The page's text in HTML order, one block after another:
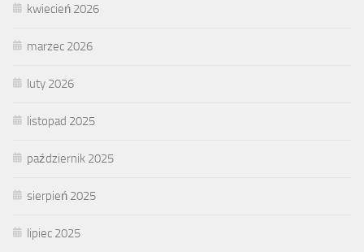
kwiecień 2026
marzec 2026
luty 2026
listopad 2025
październik 2025
sierpień 2025
lipiec 2025